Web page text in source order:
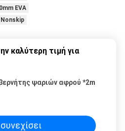
EVA
Nonskip
καλύτερη τιμή για
ψαριών αφρού *2m